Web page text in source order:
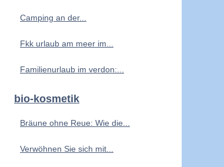
Camping an der...
Fkk urlaub am meer im...
Familienurlaub im verdon:...
bio-kosmetik
Bräune ohne Reue: Wie die...
Verwöhnen Sie sich mit...